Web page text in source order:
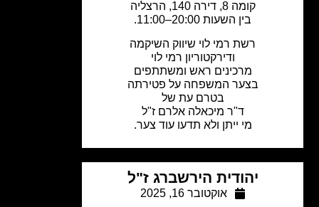
בין השעות 20:00–11:00.
רשת רמי לוי שיווק השיקמה
ודירקטוריון רמי לוי
מרכינים ראש ומשתתפים
בצער המשפחה על פטירתה
בטרם עת של
ד"ר מיכאלה אלרם ז"ל
מי ייתן ולא תדעו עוד צער.
יהודית הירשברג ז"ל
אוקטובר 16, 2025